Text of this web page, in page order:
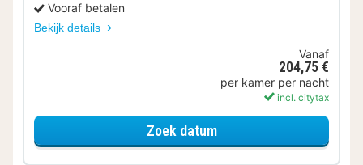
Vooraf betalen
Bekijk details
Vanaf
204,75 €
per kamer per nacht
incl. citytax
Zoek datumvoor Geniet van de